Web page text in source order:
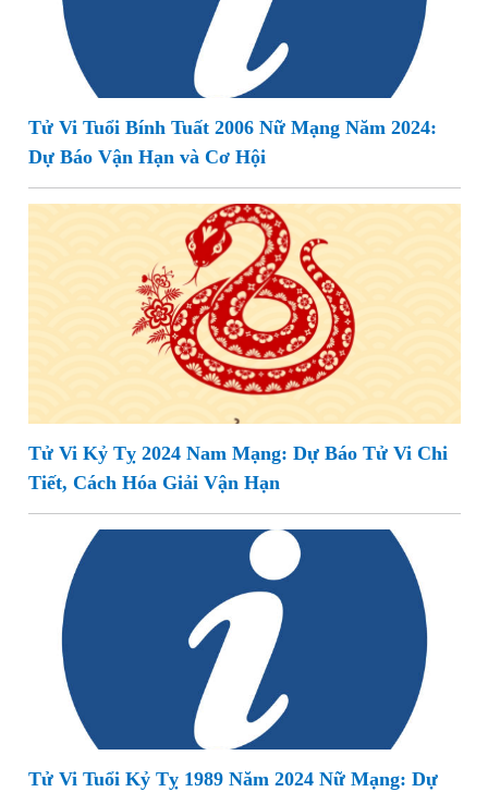
Tử Vi Tuổi Bính Tuất 2006 Nữ Mạng Năm 2024:
Dự Báo Vận Hạn và Cơ Hội
Tử Vi Kỷ Tỵ 2024 Nam Mạng: Dự Báo Tử Vi Chi
Tiết, Cách Hóa Giải Vận Hạn
Tử Vi Tuổi Kỷ Tỵ 1989 Năm 2024 Nữ Mạng: Dự